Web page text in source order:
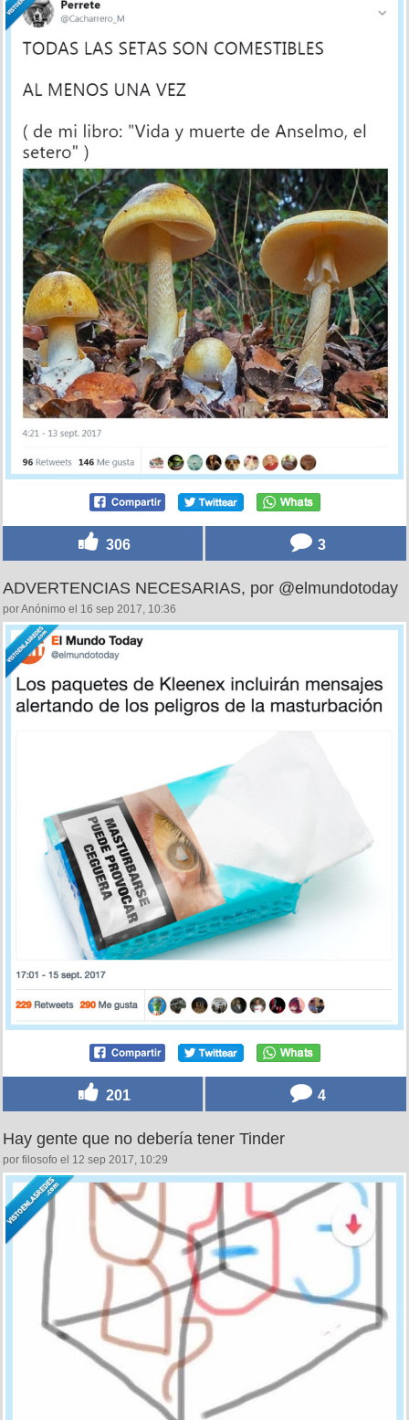
306 3
ADVERTENCIAS NECESARIAS, por @elmundotoday
por Anónimo el 16 sep 2017, 10:36
201 4
Hay gente que no debería tener Tinder
por filosofo el 12 sep 2017, 10:29